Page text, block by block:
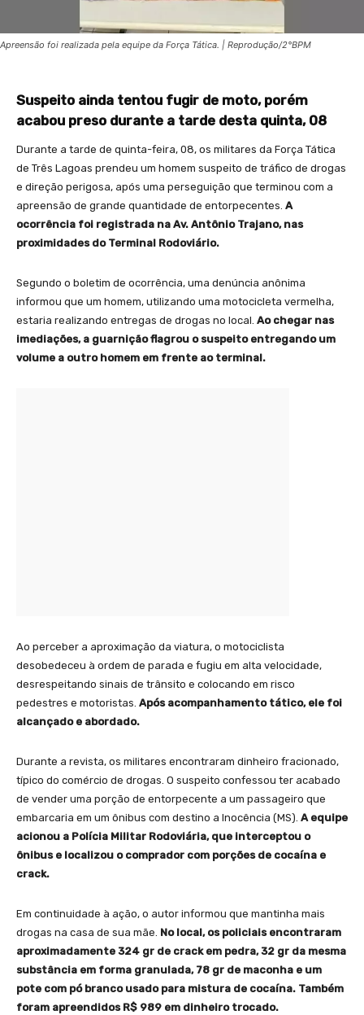
Apreensão foi realizada pela equipe da Força Tática. | Reprodução/2°BPM
Suspeito ainda tentou fugir de moto, porém
acabou preso durante a tarde desta quinta, 08
Durante a tarde de quinta-feira, 08, os militares da Força Tática
de Três Lagoas prendeu um homem suspeito de tráfico de drogas
e direção perigosa, após uma perseguição que terminou com a
apreensão de grande quantidade de entorpecentes. A
ocorrência foi registrada na Av. Antônio Trajano, nas
proximidades do Terminal Rodoviário.
Segundo o boletim de ocorrência, uma denúncia anônima
informou que um homem, utilizando uma motocicleta vermelha,
estaria realizando entregas de drogas no local. Ao chegar nas
imediações, a guarnição flagrou o suspeito entregando um
volume a outro homem em frente ao terminal.
Ao perceber a aproximação da viatura, o motociclista
desobedeceu à ordem de parada e fugiu em alta velocidade,
desrespeitando sinais de trânsito e colocando em risco
pedestres e motoristas. Após acompanhamento tático, ele foi
alcançado e abordado.
Durante a revista, os militares encontraram dinheiro fracionado,
típico do comércio de drogas. O suspeito confessou ter acabado
de vender uma porção de entorpecente a um passageiro que
embarcaria em um ônibus com destino a Inocência (MS). A equipe
acionou a Polícia Militar Rodoviária, que interceptou o
ônibus e localizou o comprador com porções de cocaína e
crack.
Em continuidade à ação, o autor informou que mantinha mais
drogas na casa de sua mãe. No local, os policiais encontraram
aproximadamente 324 gr de crack em pedra, 32 gr da mesma
substância em forma granulada, 78 gr de maconha e um
pote com pó branco usado para mistura de cocaína. Também
foram apreendidos R$ 989 em dinheiro trocado.